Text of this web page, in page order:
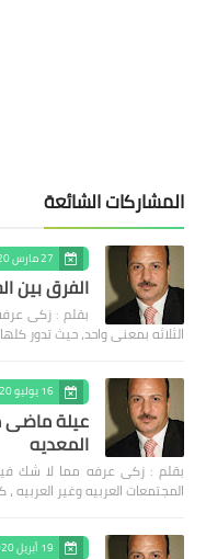
المشاركات الشائعة
27 مارس 2020
الفرق بين
بقلم : زكى
الثلاثه بمعنى واحد، حيث تدور
16 يوليو 2020
عيلة
المعديه
بقلم : زكى عرفه مما لا شك
المجتمعات العربيه وغير العربيه ،
19 أبريل 2020